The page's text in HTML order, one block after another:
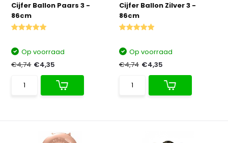
Cijfer Ballon Paars 3 -
86cm
Op voorraad
€4,74 €4,35
Cijfer Ballon Zilver 3 -
86cm
Op voorraad
€4,74 €4,35